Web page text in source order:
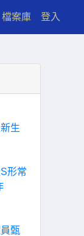
檔案庫 登入
生
形常
甄